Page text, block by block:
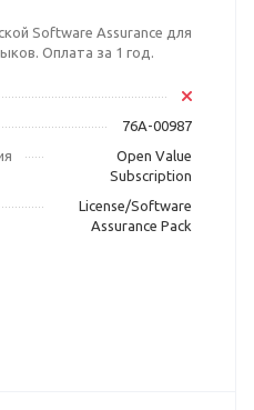
Software Assurance для
Оплата за 1 год.
76A-00987
Open Value
Subscription
License/Software
Assurance Pack